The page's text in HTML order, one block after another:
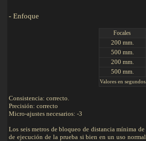
- Enfoque
Focales
200 mm.
500 mm.
200 mm.
500 mm.
Valores en segundos.
Consistencia: correcto.
Precisión: correcto
Micro-ajustes necesarios: -3
Los seis metros de bloqueo de distancia mínima
de ejecución de la prueba si bien en un uso